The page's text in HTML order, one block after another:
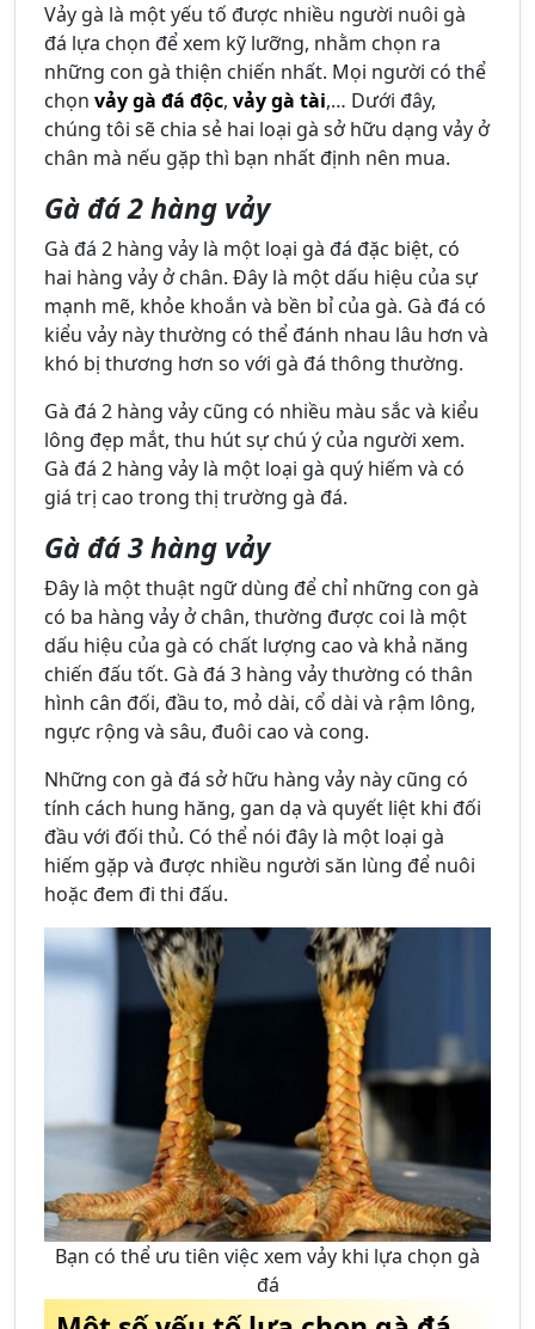
Vảy gà là một yếu tố được nhiều người nuôi gà
đá lựa chọn để xem kỹ lưỡng, nhằm chọn ra
những con gà thiện chiến nhất. Mọi người có thể
chọn vảy gà đá độc, vảy gà tài,… Dưới đây,
chúng tôi sẽ chia sẻ hai loại gà sở hữu dạng vảy ở
chân mà nếu gặp thì bạn nhất định nên mua.
Gà đá2 hàng vảy
Gà đá 2 hàng vảy là một loại gà đá đặc biệt, có
hai hàng vảy ở chân. Đây là một dấu hiệu của sự
mạnh mẽ, khỏe khoắn và bền bỉ của gà. Gà đá có
kiểu vảy này thường có thể đánh nhau lâu hơn và
khó bị thương hơn so với gà đá thông thường.
Gà đá 2 hàng vảy cũng có nhiều màu sắc và kiểu
lông đẹp mắt, thu hút sự chú ý của người xem.
Gà đá 2 hàng vảy là một loại gà quý hiếm và có
giá trị cao trong thị trường gà đá.
Gà đá 3 hàng vảy
Đây là một thuật ngữ dùng để chỉ những con gà
có ba hàng vảy ở chân, thường được coi là một
dấu hiệu của gà có chất lượng cao và khả năng
chiến đấu tốt. Gà đá 3 hàng vảy thường có thân
hình cân đối, đầu to, mỏ dài, cổ dài và rậm lông,
ngực rộng và sâu, đuôi cao và cong.
Những con gà đá sở hữu hàng vảy này cũng có
tính cách hung hăng, gan dạ và quyết liệt khi đối
đầu với đối thủ. Có thể nói đây là một loại gà
hiếm gặp và được nhiều người săn lùng để nuôi
hoặc đem đi thi đấu.
Bạn có thể ưu tiên việc xem vảy khi lựa chọn gà
đá